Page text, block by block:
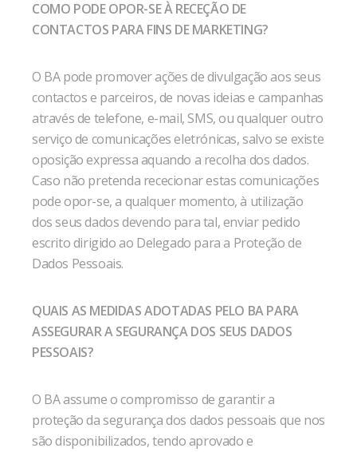
COMO PODE OPOR-SE À RECEÇÃO DE
CONTACTOS PARA FINS DE MARKETING?
O BA pode promover ações de divulgação aos seus
contactos e parceiros, de novas ideias e campanhas
através de telefone, e-mail, SMS, ou qualquer outro
serviço de comunicações eletrónicas, salvo se existe
oposição expressa aquando a recolha dos dados.
Caso não pretenda rececionar estas comunicações
pode opor-se, a qualquer momento, à utilização
dos seus dados devendo para tal, enviar pedido
escrito dirigido ao Delegado para a Proteção de
Dados Pessoais.
QUAIS AS MEDIDAS ADOTADAS PELO BA PARA
ASSEGURAR A SEGURANÇA DOS SEUS DADOS
PESSOAIS?
O BA assume o compromisso de garantir a
proteção da segurança dos dados pessoais que nos
são disponibilizados, tendo aprovado e